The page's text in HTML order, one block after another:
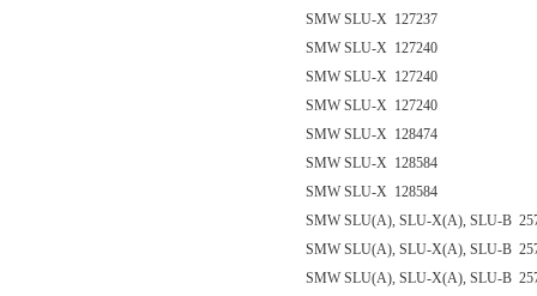
SMW SLU-X 127237
SMW SLU-X 127240
SMW SLU-X 127240
SMW SLU-X 127240
SMW SLU-X 128474
SMW SLU-X 128584
SMW SLU-X 128584
SMW SLU(A), SLU-X(A), SLU-B
SMW SLU(A), SLU-X(A), SLU-B
SMW SLU(A), SLU-X(A), SLU-B